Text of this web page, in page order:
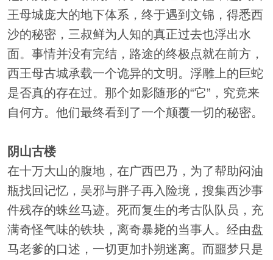
王母城庞大的地下体系，终于遇到文锦，得悉西
沙的秘密，三叔鲜为人知的真正过去也浮出水
面。事情并没有完结，路途的终极点就在前方，
西王母古城承载一个诡异的文明。浮雕上的巨蛇
是否真的存在过。那个如影随形的“它”，究竟来
自何方。他们最终看到了一个颠覆一切的秘密。
阴山古楼
在十万大山的腹地，在广西巴乃，为了帮助闷油
瓶找回记忆，吴邪与胖子再入险境，搜集西沙事
件残存的蛛丝马迹。死而复生的考古队队员，充
满奇怪气味的铁块，离奇暴毙的当事人。经由盘
马老爹的口述，一切更加扑朔迷离。而噩梦只是